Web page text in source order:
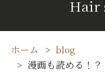
Hair
ホーム
blog
漫画も読める！？